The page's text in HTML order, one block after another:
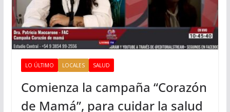
LO ÚLTIMO LOCALES SALUD
Comienza la campaña “Corazón
de Mamá”, para cuidar la salud